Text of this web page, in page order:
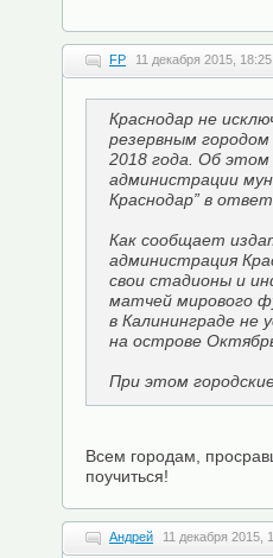
FP 11 декабря 2015, 18:25
Краснодар не
резервным
2018 года. Об этом
администрации
Краснодар” в
Как сообщает
администрация
свои стадионы и
матчей мирового
в Калининграде не
на острове
При этом
Всем городам,
поучиться!
Андрей 11 декабря 2015,